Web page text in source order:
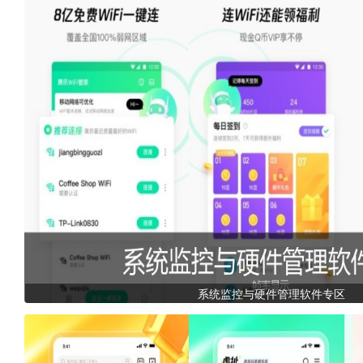
系统监控与硬件管理软件专区